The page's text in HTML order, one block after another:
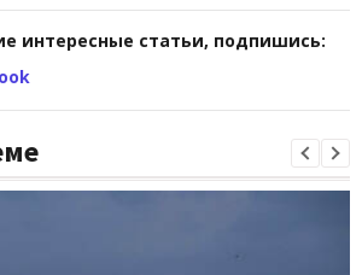
интересные статьи, подпишись: